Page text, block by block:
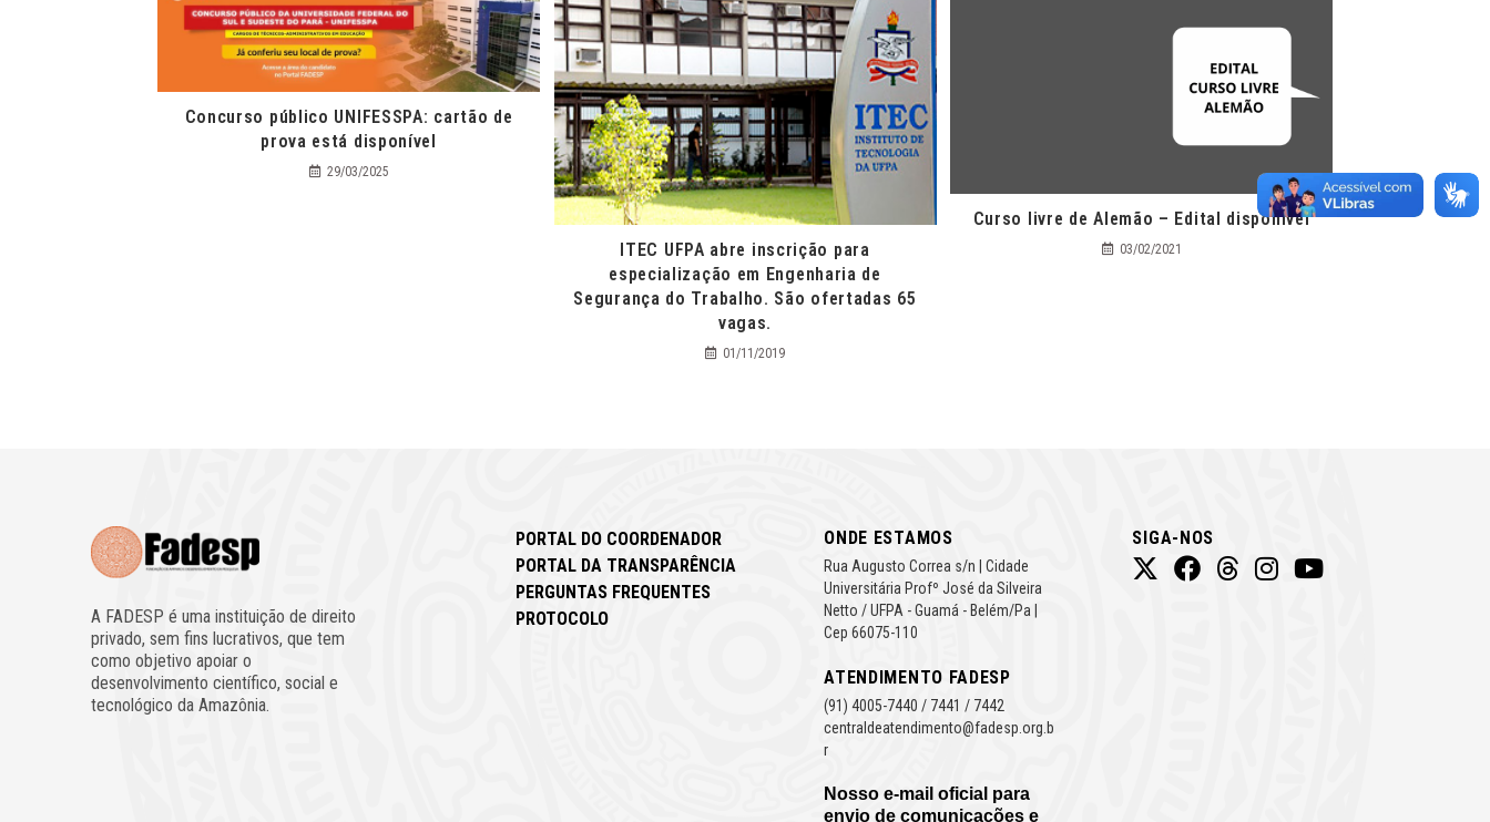
Concurso público UNIFESSPA: cartão de
prova está disponível
29/03/2025
ITEC UFPA abre inscrição para
especialização em Engenharia de
Segurança do Trabalho. São ofertadas 65
vagas.
01/11/2019
Curso livre de Alemão – Edital disponível
03/02/2021
A FADESP é uma instituição de direito
privado, sem fins lucrativos, que tem
como objetivo apoiar o
desenvolvimento científico, social e
tecnológico da Amazônia.
PORTAL DO COORDENADOR
PORTAL DA TRANSPARÊNCIA
PERGUNTAS FREQUENTES
PROTOCOLO
ONDE ESTAMOS
Rua Augusto Correa s/n | Cidade
Universitária Profº José da Silveira
Netto / UFPA - Guamá - Belém/Pa |
Cep 66075-110
ATENDIMENTO FADESP
(91) 4005-7440 / 7441 / 7442
centraldeatendimento@fadesp.org.b
r
Nosso e-mail oficial para
envio de comunicações e
SIGA-NOS